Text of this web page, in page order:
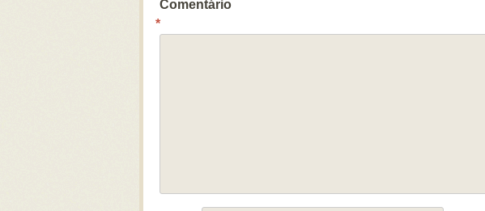
Comentário
*